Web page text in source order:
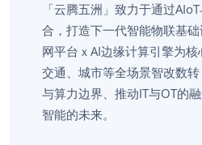
「云腾五洲」致力于通过
合，打造下一代智能物联基
网平台ｘAI边缘计算引擎为核
交通、城市等全场景智改数
与算力边界、推动IT与OT的
智能的未来。